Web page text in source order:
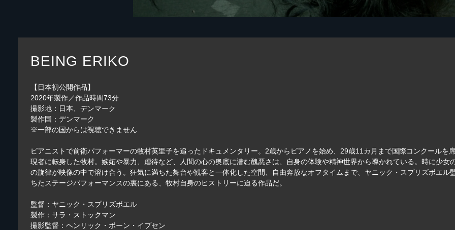
BEING ERIKO
【日本初公開作品】
2020年製作／作品時間73分
撮影地：日本、デンマーク
製作国：デンマーク
※一部の国からは視聴できません
ピアニストで前衛パフォーマーの牧村英里子を追ったドキュメンタリー。2歳からピアノを始め、29歳11カ月まで国際コンクール
現者に転身した牧村。嫉妬や暴力、虐待など、人間の心の奥底に潜む醜悪さは、自身の体験や精神世界から導かれている。時に少
の旋律が映像の中で溶け合う。狂気に満ちた舞台や観客と一体化した空間、自由奔放なオフタイムまで、ヤニック・スプリズボエ
ちたステージパフォーマンスの裏にある、牧村自身のヒストリーに迫る作品だ。
監督：ヤニック・スプリズボエル
製作：サラ・ストックマン
撮影監督：ヘンリック・ボーン・イプセン